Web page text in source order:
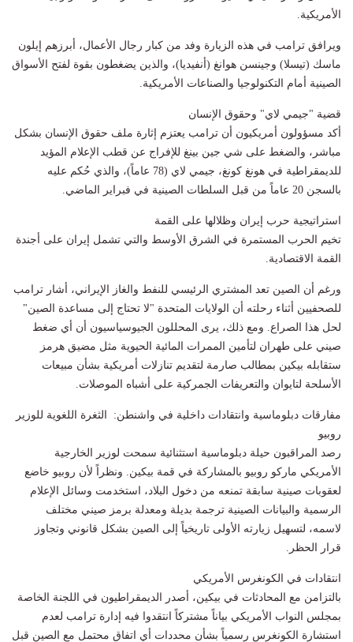
الأمريكية.
ويرافق ترامب في هذه الزيارة وفد من كبار رجال الأعمال، أبرزهم إيلون
ماسك (تيسلا) وجينسن هوانغ (أنفيديا)، والذين يضغطون بقوة لفتح الأسواق
الصينية أمام التكنولوجيا والصناعات الأمريكية.
قضية "جيمي لاي" وحقوق الإنسان
أكد مسؤولون أمريكيون أن ترامب يعتزم إثارة ملف حقوق الإنسان بشكل
مباشر، والضغط على شي جين بينغ للإفراج عن قطب الإعلام المؤيد
للديمقراطية في هونغ كونغ، جيمي لاي (78 عاماً)، والذي حُكم عليه
بالسجن 20 عاماً من قبل السلطات الصينية في فبراير الماضي.
استراتيجية حرب إيران وظلالها على القمة
تخيم الحرب المستمرة في الشرق الأوسط والتي تشمل إيران على أجندة
القمة الاقتصادية.
ورغم أن الصين تعد المشتري الرئيسي للنفط والغاز الإيراني، أشار ترامب
للصحفيين أثناء رحلته أن الولايات المتحدة "لا تحتاج إلى مساعدة الصين"
لحل هذا الصراع. ومع ذلك، يرى المحللون الجيوسياسيون أن أي ضغط
صيني على طهران لتأمين الممرات المائية الحيوية مثل مضيق هرمز
ستقابله بيكين بمطالب صارمة لتقديم تنازلات أمريكية بشأن مبيعات
الأسلحة لتايوان والتعريفات الجمركية على أشباه الموصلات.
مفارقات دبلوماسية وانتقادات داخلية في واشنطن:
الثغرة اللغوية للوزير
روبيو
رصد المراقبون حيلة دبلوماسية استثنائية سمحت لوزير الخارجية
الأمريكي ماركو روبيو بالمشاركة في قمة بيكين. ونظراً لأن روبيو خاضع
لعقوبات صينية سابقة تمنعه من دخول البلاد، استخدمت وسائل الإعلام
الرسمية والبيانات الصينية ترجمة بديلة ومعدلة برمز صيني مختلف
لاسمه، لتسهيل زيارته الأولى تاريخياً إلى الصين بشكل قانوني وتجاوز
قرار الحظر.
انتقادات في الكونغرس الأمريكي
بالتزامن مع المحادثات في بيكين، أصدر الديمقراطيون في اللجنة الخاصة
بمجلس النواب الأمريكي بياناً مشتركاً انتقدوا فيه إدارة ترامب لعدم
استشارة الكونغرس رسمياً بشأن محددات أي اتفاق محتمل مع الصين قبل